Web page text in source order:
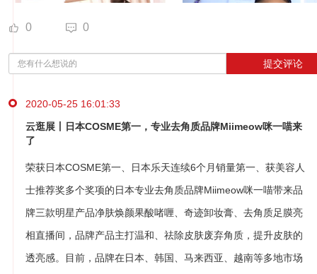
0 0
提交评论
2020-05-25 16:01:33
云逛展丨日本COSME第一，专业去角质品牌Miimeow咪一喵来
了
荣获日本COSME第一、日本乐天连续6个月销量第一、获美容人
士推荐奖多个奖项的日本专业去角质品牌Miimeow咪一喵带来品
牌三款明星产品净肤焕颜果酸啫喱、奇迹卸妆膏、去角质足膜亮
相直播间，品牌产品主打温和、祛除皮肤废弃角质，提升皮肤的
透亮感。目前，品牌在日本、韩国、马来西亚、越南等多地市场